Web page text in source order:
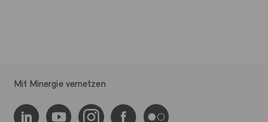
Mit Minergie vernetzen